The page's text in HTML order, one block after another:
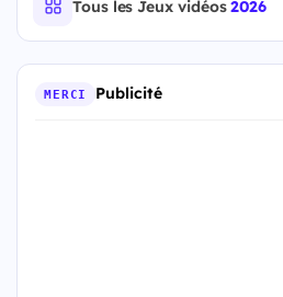
Tous les Jeux vidéos2026
MERCI Publicité